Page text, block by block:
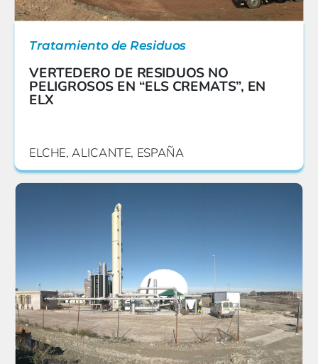
Tratamiento de Residuos
VERTEDERO DE RESIDUOS NO
PELIGROSOS EN “ELS CREMATS”, EN
ELX
ELCHE, ALICANTE, ESPAÑA